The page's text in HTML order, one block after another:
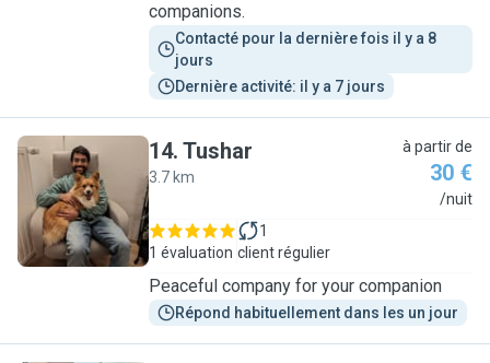
companions.
Contacté pour la dernière fois il y a 8
jours
Dernière activité: il y a 7 jours
T
14. Tushar
3.7 km
à partir de
30 €
/nuit
1 évaluation
1
client régulier
Peaceful company for your companion
Répond habituellement dans les un jour